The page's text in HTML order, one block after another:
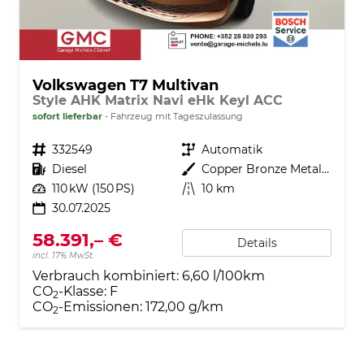
Volkswagen T7 Multivan
Style AHK Matrix Navi eHk Keyl ACC
sofort lieferbar Fahrzeug mit Tageszulassung
Fahrzeugnr. 332549 Getriebe Automatik
Kraftstoff Diesel Außenfarbe
Copper Bronze Metallic
Leistung 110 kW (150 PS) Kilometerstand 10 km
30.07.2025
58.391,– €
incl. 17% MwSt.
Details
Verbrauch kombiniert: 6,60 l/100km
CO2-Klasse: F
CO2-Emissionen: 172,00 g/km